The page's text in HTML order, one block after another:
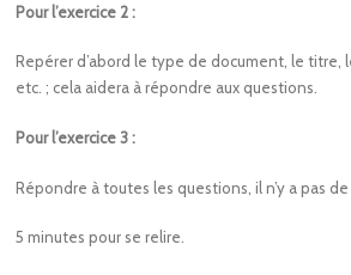
Pour l’exercice 2 :
Repérer d’abord le type de document, le titre,
etc. ; cela aidera à répondre aux questions.
Pour l’exercice 3 :
Répondre à toutes les questions, il n’y a pas
5 minutes pour se relire.